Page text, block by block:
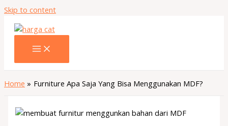
Skip to content
Home Furniture Apa Saja Yang Bisa Menggunakan MDF?